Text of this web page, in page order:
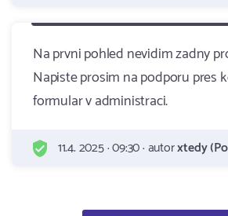
Na prvni pohled nevidim zadny
Napiste prosim na podporu pres
formular v administraci.
11.4. 2025 · 09:30 · autorxtedy